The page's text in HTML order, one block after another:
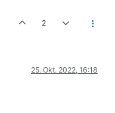
2
25. Okt. 2022, 16:18